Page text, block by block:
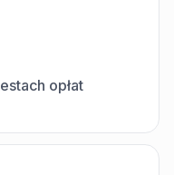
opłat